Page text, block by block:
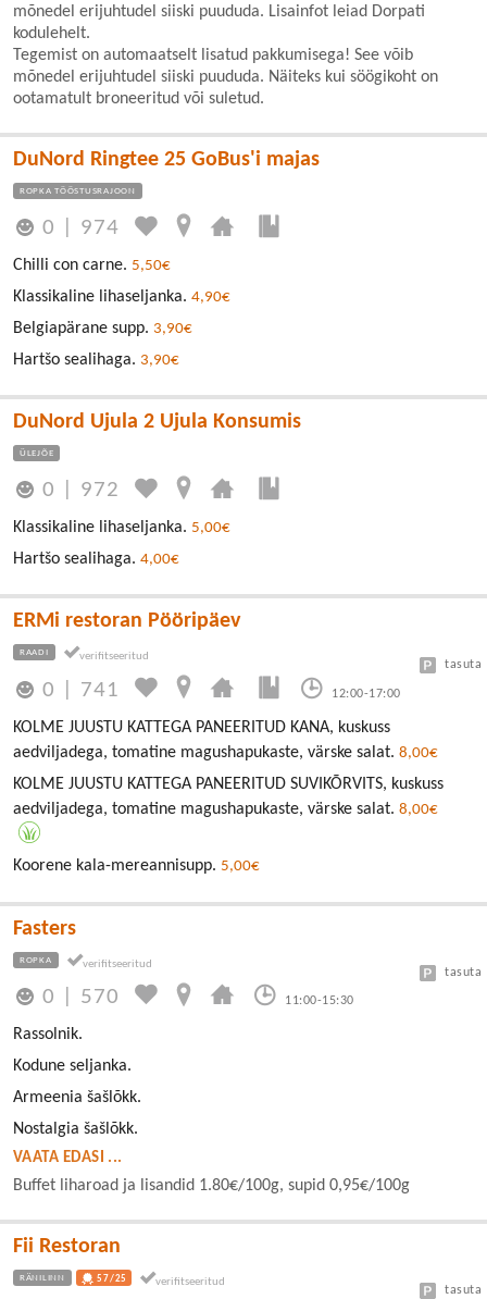
mõnedel erijuhtudel siiski puududa. Lisainfot leiad Dorpati
kodulehelt.
Tegemist on automaatselt lisatud pakkumisega! See võib
mõnedel erijuhtudel siiski puududa. Näiteks kui söögikoht on
ootamatult broneeritud või suletud.
DuNord Ringtee 25 GoBus'i majas
ROPKA TÖÖSTUSRAJOON
0 974
Chilli con carne. 5,50€
Klassikaline lihaseljanka. 4,90€
Belgiapärane supp. 3,90€
Hartšo sealihaga. 3,90€
DuNord Ujula 2 Ujula Konsumis
ÜLEJÕE
0 972
Klassikaline lihaseljanka. 5,00€
Hartšo sealihaga. 4,00€
ERMi restoran Pööripäev
RAADI
0 741 12:00-17:00
tasuta
KOLME JUUSTU KATTEGA PANEERITUD KANA, kuskuss
aedviljadega, tomatine magushapukaste, värske salat. 8,00€
KOLME JUUSTU KATTEGA PANEERITUD SUVIKÕRVITS, kuskuss
aedviljadega, tomatine magushapukaste, värske salat. 8,00€
Koorene kala-mereannisupp. 5,00€
Fasters
ROPKA
0 570 11:00-15:30
tasuta
Rassolnik.
Kodune seljanka.
Armeenia šašlõkk.
Nostalgia šašlõkk.
VAATA EDASI ...
Buffet liharoad ja lisandid 1.80€/100g, supid 0,95€/100g
Fii Restoran
RÄNILINN 57/25
tasuta